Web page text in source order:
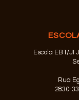
Escola EB1/JI
Rua
2830-